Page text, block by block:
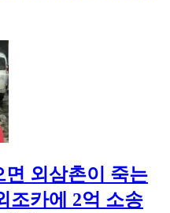
면 외삼촌이 죽는
조카에 2억 소송